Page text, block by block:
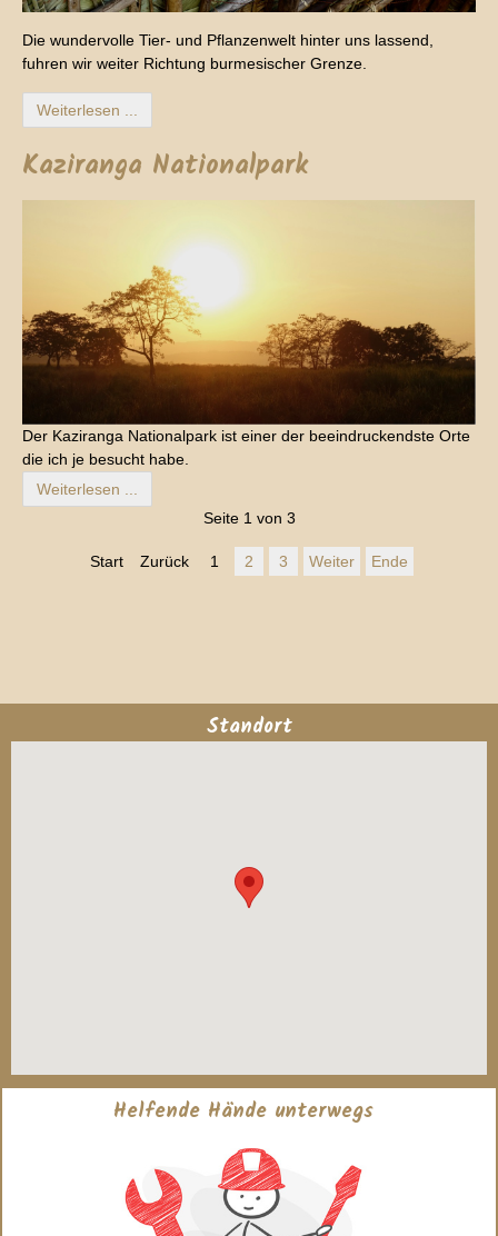
Die wundervolle Tier- und Pflanzenwelt hinter uns lassend,
fuhren wir weiter Richtung burmesischer Grenze.
Weiterlesen ...
Kaziranga Nationalpark
Der Kaziranga Nationalpark ist einer der beeindruckendste Orte
die ich je besucht habe.
Weiterlesen ...
Seite 1 von 3
Start Zurück 1 2 3 Weiter Ende
Standort
Helfende Hände unterwegs